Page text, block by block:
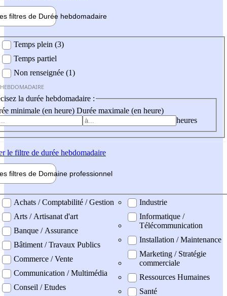
filtres de Durée hebdomadaire
Temps plein (3)
Temps partiel
Non renseignée (1)
la durée hebdomadaire :
minimale (en heure) Durée maximale (en heure)
heures
le filtre de durée hebdomadaire
filtres de Domaine professionnel
professionel
Achats / Comptabilité / Gestion
Arts / Artisanat d'art
Banque / Assurance
Bâtiment / Travaux Publics
Commerce / Vente
Communication / Multimédia
Conseil / Etudes
Industrie
Informatique /
Télécommunication
Installation / Maintenance
Marketing / Stratégie
commerciale
Ressources Humaines
Santé